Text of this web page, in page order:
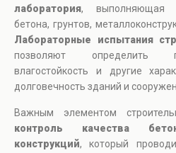
лаборатория, выполняющая
бетона, грунтов,
Лабораторные испытания
позволяют определить
влагостойкость и другие
долговечность зданий и
Важным элементом
контроль качества
конструкций, который